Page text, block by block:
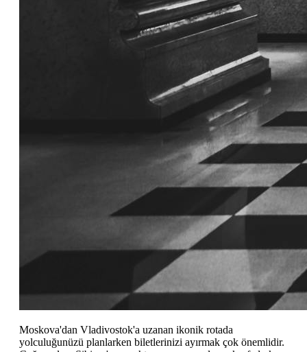
Moskova'dan Vladivostok'a uzanan ikonik rotada
yolculuğunüzü planlarken biletlerinizi ayırmak çok önemlidir.